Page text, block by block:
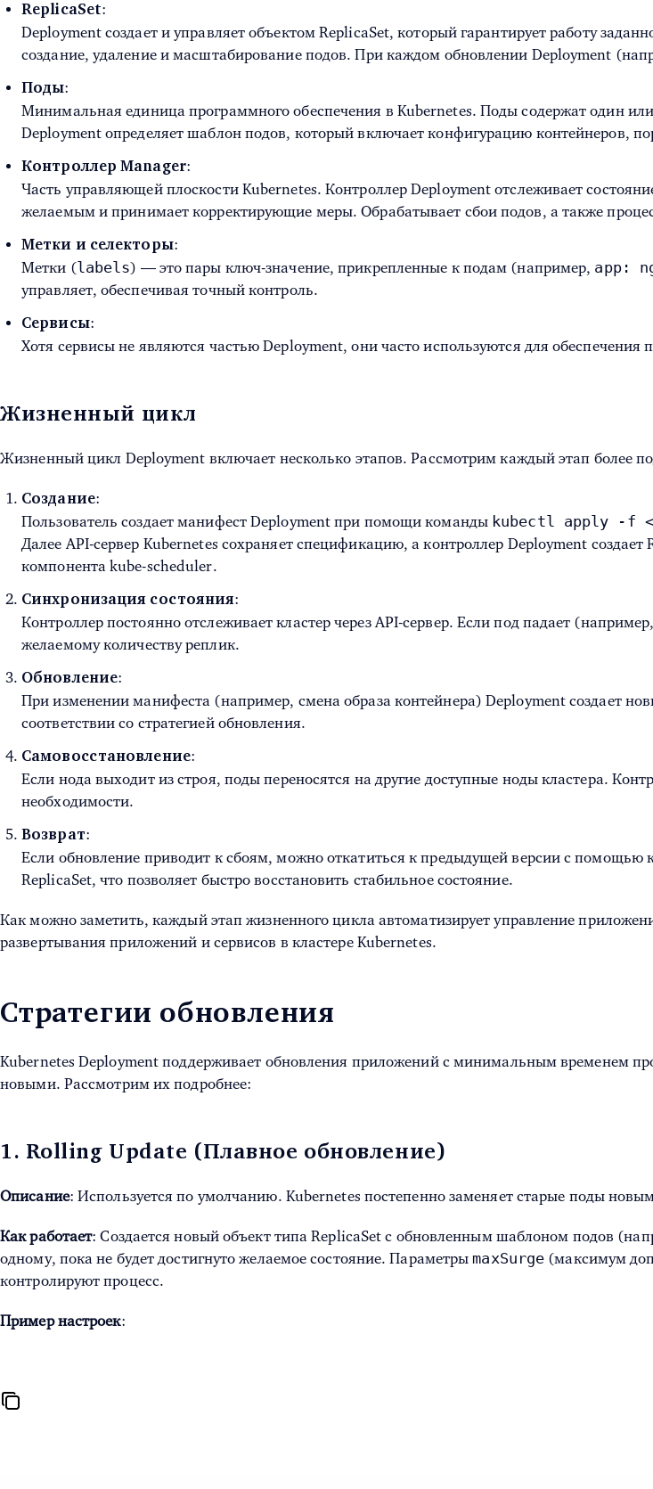
ReplicaSet:
Deployment создает и управляет объектом ReplicaSet, который гарантирует работу
создание, удаление и масштабирование подов. При каждом обновлении Deployment
Поды:
Минимальная единица программного обеспечения в Kubernetes. Поды содержат один
Deployment определяет шаблон подов, который включает конфигурацию контейнеров,
Контроллер Manager:
Часть управляющей плоскости Kubernetes. Контроллер Deployment отслеживает
желаемым и принимает корректирующие меры. Обрабатывает сбои подов, а также
Метки и селекторы:
Метки (labels) — это пары ключ-значение, прикрепленные к подам (например, app:
управляет, обеспечивая точный контроль.
Сервисы:
Хотя сервисы не являются частью Deployment, они часто используются для обеспечения
Жизненный цикл
Жизненный цикл Deployment включает несколько этапов. Рассмотрим каждый этап более
Создание:
Пользователь создает манифест Deployment при помощи команды kubectl apply -f
Далее API-сервер Kubernetes сохраняет спецификацию, а контроллер Deployment
компонента kube-scheduler.
Синхронизация состояния:
Контроллер постоянно отслеживает кластер через API-сервер. Если под падает
желаемому количеству реплик.
Обновление:
При изменении манифеста (например, смена образа контейнера) Deployment создает
соответствии со стратегией обновления.
Самовосстановление:
Если нода выходит из строя, поды переносятся на другие доступные ноды кластера.
необходимости.
Возврат:
Если обновление приводит к сбоям, можно откатиться к предыдущей версии с помощью
ReplicaSet, что позволяет быстро восстановить стабильное состояние.
Как можно заметить, каждый этап жизненного цикла автоматизирует управление
развертывания приложений и сервисов в кластере Kubernetes.
Стратегии обновления
Kubernetes Deployment поддерживает обновления приложений с минимальным временем
новыми. Рассмотрим их подробнее:
1. Rolling Update (Плавное обновление)
Описание: Используется по умолчанию. Kubernetes постепенно заменяет старые поды
Как работает: Создается новый объект типа ReplicaSet с обновленным шаблоном подов
одному, пока не будет достигнуто желаемое состояние. ПараметрыmaxSurge (максимум
контролируют процесс.
Пример настроек: